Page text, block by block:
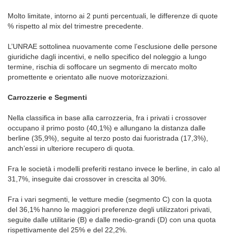
Molto limitate, intorno ai 2 punti percentuali, le differenze di quote
% rispetto al mix del trimestre precedente.
L’UNRAE sottolinea nuovamente come l’esclusione delle persone
giuridiche dagli incentivi, e nello specifico del noleggio a lungo
termine, rischia di soffocare un segmento di mercato molto
promettente e orientato alle nuove motorizzazioni.
Carrozzerie e Segmenti
Nella classifica in base alla carrozzeria, fra i privati i crossover
occupano il primo posto (40,1%) e allungano la distanza dalle
berline (35,9%), seguite al terzo posto dai fuoristrada (17,3%),
anch’essi in ulteriore recupero di quota.
Fra le società i modelli preferiti restano invece le berline, in calo al
31,7%, inseguite dai crossover in crescita al 30%.
Fra i vari segmenti, le vetture medie (segmento C) con la quota
del 36,1% hanno le maggiori preferenze degli utilizzatori privati,
seguite dalle utilitarie (B) e dalle medio-grandi (D) con una quota
rispettivamente del 25% e del 22,2%.